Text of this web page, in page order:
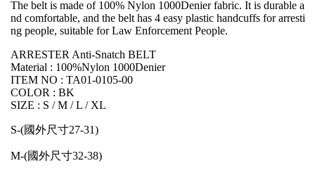
The belt is made of 100% Nylon 1000Denier fabric. It is durable a
nd comfortable, and the belt has 4 easy plastic handcuffs for arresti
ng people, suitable for Law Enforcement People.
ARRESTER Anti-Snatch BELT
Material : 100%Nylon 1000Denier
ITEM NO : TA01-0105-00
COLOR : BK
SIZE : S / M / L / XL
S-(國外尺寸27-31)
M-(國外尺寸32-38)